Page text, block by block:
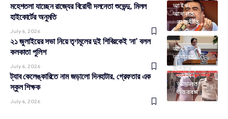
আইন-
আদালত
রাজনীতি
মহেশতলা যাচ্ছেন রাজ্যের বিরোধী দলনেতা শুভেন্দু, মিলল
হাইকোর্টের অনুমতি
July 6, 2026
আইন-
আদালত
২১ জুলাইয়ের সভা নিয়ে তৃণমূলের দুই শিবিরকেই ‘না’ বলল
কলকাতা পুলিশ
July 6, 2026
অপরাধ
আইন-
আদালত
উত্তরবঙ্গ
ট্যাব কেলেঙ্কারিতে নাম জড়ালো দিনহাটার, গ্রেফতার এক
স্কুল শিক্ষক
July 6, 2026